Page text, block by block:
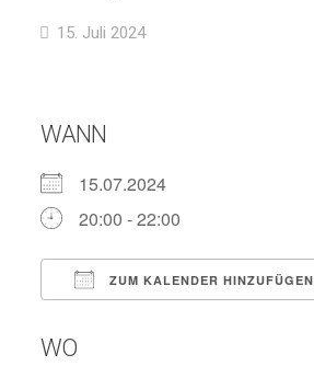
15. Juli 2024
WANN
15.07.2024
20:00 - 22:00
ZUM KALENDER HINZUFÜGEN
WO